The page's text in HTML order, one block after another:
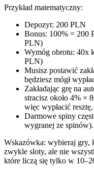
Przykład matematyczny:
Depozyt: 200 PLN
Bonus: 100% = 200
PLN)
Wymóg obrotu: 40x
PLN)
Musisz postawić
będziesz mógł
Zakładając grę na
stracisz około 4% ×
więc wypłacić
Darmowe spiny
wygranej ze spinów).
Wskazówka: wybieraj gry,
zwykle sloty, ale nie
które liczą się tylko w